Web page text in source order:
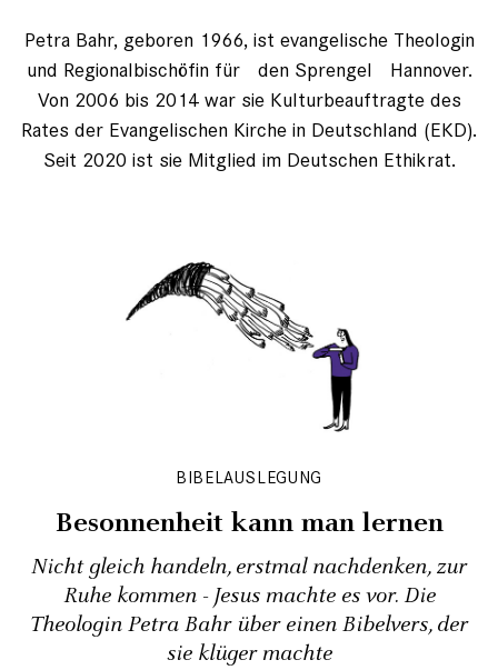
Petra Bahr, geboren 1966, ist evangelische Theologin
und Regionalbischöfin für den Sprengel Hannover.
Von 2006 bis 2014 war sie Kulturbeauftragte des
Rates der Evangelischen Kirche in Deutschland (EKD).
Seit 2020 ist sie Mitglied im Deutschen Ethikrat.
BIBELAUSLEGUNG
Besonnenheit kann man lernen
Nicht gleich handeln, erstmal nachdenken, zur
Ruhe kommen - Jesus machte es vor. Die
Theologin Petra Bahr über einen Bibelvers, der
sie klüger machte